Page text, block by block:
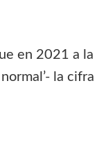
en 2021 a
la